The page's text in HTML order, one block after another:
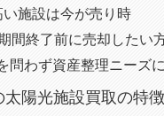
施設は今が売り時
間終了前に売却したい
問わず資産整理ニーズ
陽光施設買取の特徴